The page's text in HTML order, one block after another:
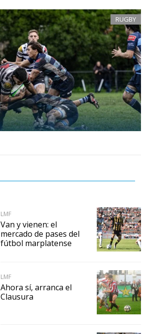
RUGBY
LMF
Van y vienen: el
mercado de pases del
fútbol marplatense
LMF
Ahora sí, arranca el
Clausura